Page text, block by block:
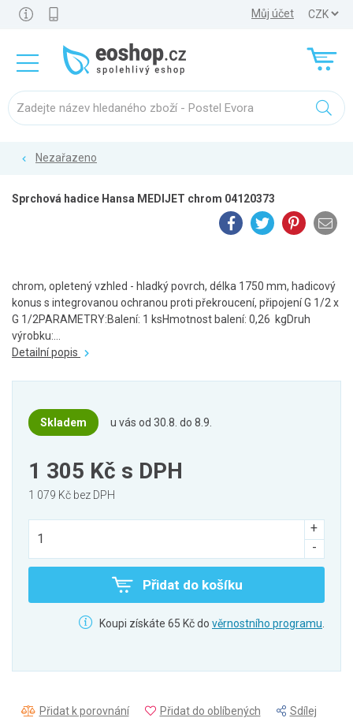
Můj účet
Nezařazeno
Sprchová hadice Hansa MEDIJET chrom 04120373
chrom, opletený vzhled - hladký povrch, délka 1750 mm, hadicový
konus s integrovanou ochranou proti překroucení, připojení G 1/2 x
G 1/2PARAMETRY:Balení: 1 ksHmotnost balení: 0,26 kgDruh
výrobku:...
Detailní popis
Skladem u vás od 30.8. do 8.9.
1 305 Kč s DPH
1 079 Kč bez DPH
Přidat do košíku
Koupi získáte 65 Kč do věrnostního programu
Přidat k porovnání Přidat do oblíbených
Sdílej